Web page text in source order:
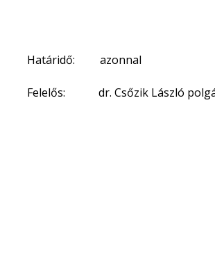
Határidő: azonnal
Felelős: dr. Csőzik László